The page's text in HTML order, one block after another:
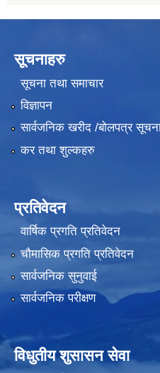
सूचनाहरु
सूचना तथा समाचार
विज्ञापन
सार्वजनिक खरीद /बोलपत्र
कर तथा शुल्कहरु
प्रतिवेदन
वार्षिक प्रगति प्रतिवेदन
चौमासिक प्रगति प्रतिवेदन
सार्वजनिक सुनुवाई
सार्वजनिक परीक्षण
विधुतीय शुसासन सेवा